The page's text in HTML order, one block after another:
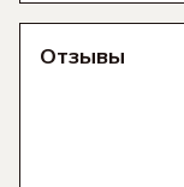
Отзывы